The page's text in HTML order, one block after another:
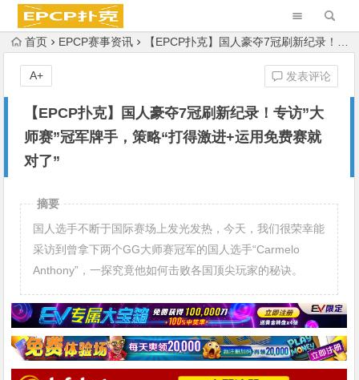
首页 EPCP赛事资讯 【EPCP扑克】国人豪夺7冠刷新纪录！专访”大师赛”冠军牌手，策略“打得激进+运用免费赛就对了”
【EPCP扑克】国人豪夺7冠刷新纪录！专访”大
师赛”冠军牌手，策略“打得激进+运用免费赛就
对了”
发表评论
A+
摘要
国人选手不断于国际赛场上发光发热，今天，我们很荣幸能
采访到曾拿下两个GG大师赛冠军的国人选手“Carmelo
Anthony”，一探究竟他如何击败各国顶尖玩家的秘诀。